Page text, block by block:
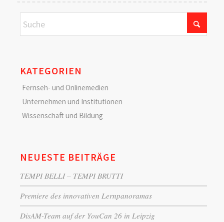
KATEGORIEN
Fernseh- und Onlinemedien
Unternehmen und Institutionen
Wissenschaft und Bildung
NEUESTE BEITRÄGE
TEMPI BELLI – TEMPI BRUTTI
Premiere des innovativen Lernpanoramas
DisAM-Team auf der YouCan 26 in Leipzig